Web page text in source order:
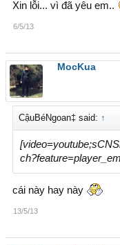
Xin lỗi... vì đã yêu em..
6/5/13
MocKua
CậuBéNgoan‡ said: ↑
cái này hay này
13/5/13